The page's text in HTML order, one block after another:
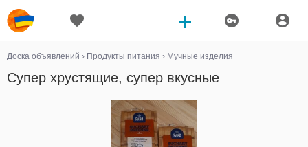
Доска объявлений › Продукты питания › Мучные изделия
Супер хрустящие, супер вкусные